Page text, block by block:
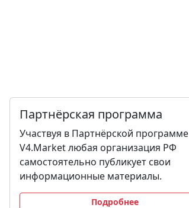
Партнёрская программа
Участвуя в Партнёрской программе
V4.Market любая организация РФ
самостоятельно публикует свои
информационные материалы.
Подробнее